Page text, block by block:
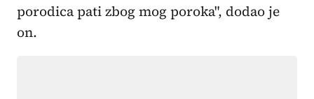
porodica pati zbog mog poroka", dodao je
on.